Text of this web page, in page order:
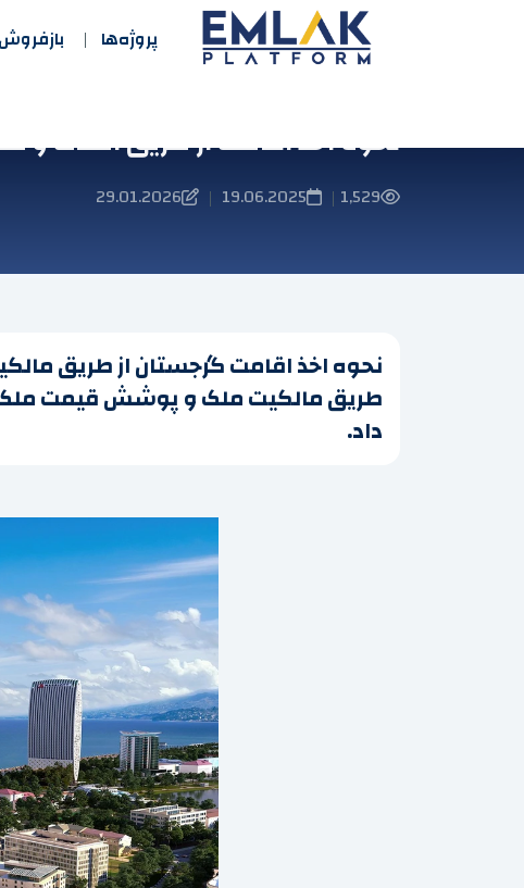
پروژه‌ها بازفروش
نحوه اخذ اقامت از طریق املاک و
1,529
|
19.06.2025
|
29.01.2026
نحوه اخذ اقامت گرجستان از طریق
طریق مالکیت ملک و پوشش قیمت ملک
داد.